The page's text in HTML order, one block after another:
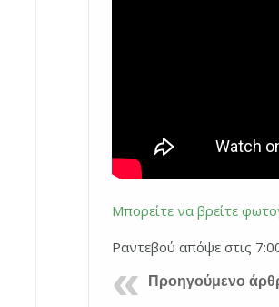
Μπορείτε να βρείτε
Ραντεβού απόψε στις
Προηγούμενο